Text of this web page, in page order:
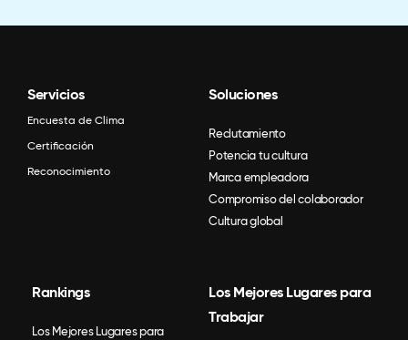
Servicios
Encuesta de Clima
Certificación
Reconocimiento
Soluciones
Reclutamiento
Potencia tu cultura
Marca empleadora
Compromiso del colaborador
Cultura global
Rankings
Los Mejores Lugares para
Los Mejores Lugares para
Trabajar